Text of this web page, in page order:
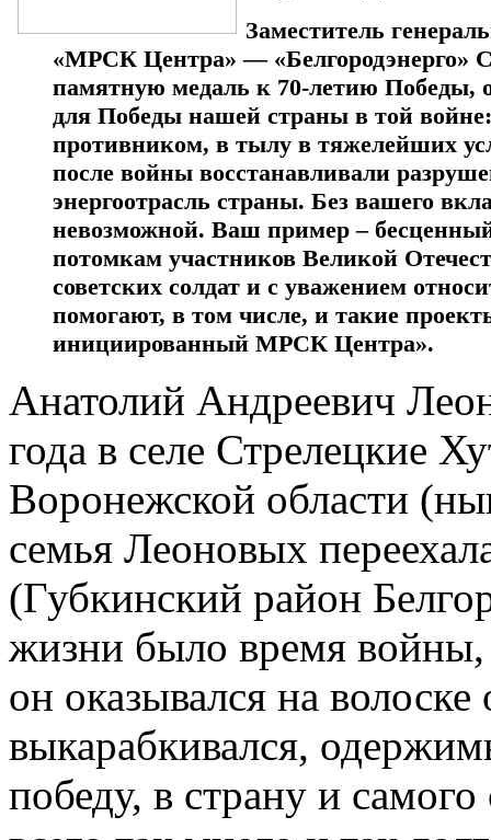
Заместитель
«МРСК Центра» — «Белгородэнерго»
памятную медаль к 70-летию Победы,
для Победы нашей страны в той
противником, в тылу в тяжелейших
после войны восстанавливали
энергоотрасль страны. Без вашего
невозможной. Ваш пример –
потомкам участников Великой
советских солдат и с уважением
помогают, в том числе, и такие
инициированный МРСК Центра».
Анатолий Андреевич
года в селе Стрелецкие
Воронежской области
семья Леоновых
(Губкинский район
жизни было время
он оказывался на
выкарабкивался,
победу, в страну и